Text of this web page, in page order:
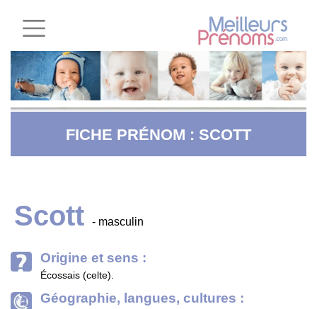
FICHE PRÉNOM : SCOTT
Scott - masculin
Origine et sens :
Écossais (celte).
Géographie, langues, cultures :